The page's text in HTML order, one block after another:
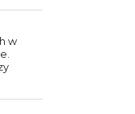
w